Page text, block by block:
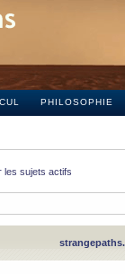
PHILOSOPHIE
les sujets actifs